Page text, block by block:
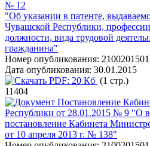
№ 12
"Об указании в патенте,
Чувашской Республики,
должности, вида трудовой
гражданина"
Номер опубликования:
Дата опубликования: 30.01.2015
PDF: 20 Кб (1 стр.)
11404
Постановление
Республики от 28.01.2015 № 9 "О
постановление Кабинета
от 10 апреля 2013 г. № 138"